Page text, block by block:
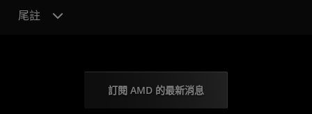
尾註
訂閱 AMD 的最新消息